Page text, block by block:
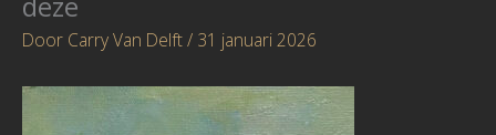
Door Carry Van Delft/ 31 januari 2026